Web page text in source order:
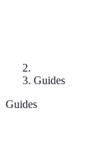
Guides
Guides